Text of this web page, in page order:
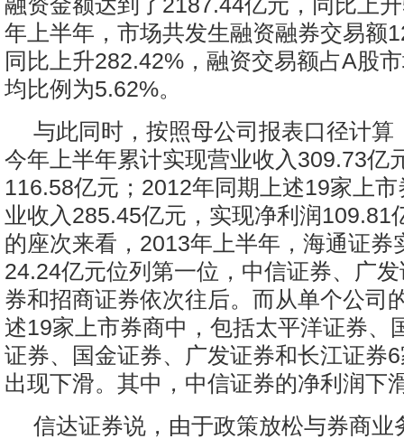
年上半年，市场共发生融资融券交易额
同比上升282.42%，融资交易额占A股
均比例为5.62%。
与此同时，按照母公司报表口径计算
今年上半年累计实现营业收入309.73亿
116.58亿元；2012年同期上述19家上
业收入285.45亿元，实现净利润109.81
的座次来看，2013年上半年，海通证券
24.24亿元位列第一位，中信证券、广
券和招商证券依次往后。而从单个公司
述19家上市券商中，包括太平洋证券、
证券、国金证券、广发证券和长江证券
出现下滑。其中，中信证券的净利润下
信达证券说，由于政策放松与券商业